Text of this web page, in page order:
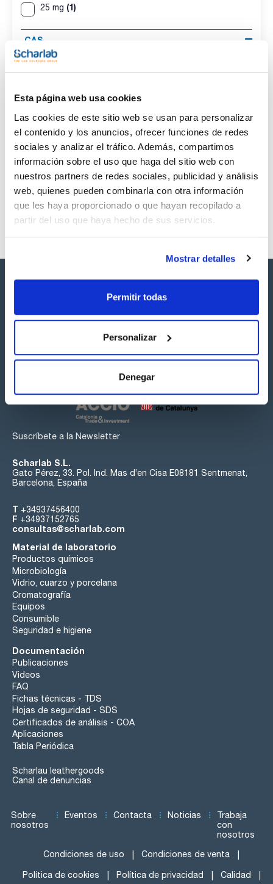
Esta página web usa cookies
Las cookies de este sitio web se usan para personalizar
el contenido y los anuncios, ofrecer funciones de redes
sociales y analizar el tráfico. Además, compartimos
información sobre el uso que haga del sitio web con
nuestros partners de redes sociales, publicidad y análisis
web, quienes pueden combinarla con otra información
que les haya proporcionado o que hayan recopilado a
partir del uso que haya hecho de sus servicios.
Mostrar detalles
Permitir todas
Personalizar
Denegar
25 mg (1)
CAS
[2437-79-8 ]
25 mg [2437-79-8 ]
Referencia
SBPCB04725
Envase
x25mg
Precio
Comprar
Disponibilidad
Ver stock
Síguenos:
Suscríbete a la Newsletter
Scharlab S.L.
Gato Pérez, 33. Pol. Ind. Mas d’en Cisa E08181 Sentmenat,
Barcelona, España
T +34937456400
F +34937152765
consultas@scharlab.com
Material de laboratorio
Productos químicos
Microbiología
Vidrio, cuarzo y porcelana
Cromatografía
Equipos
Consumible
Seguridad e higiene
Documentación
Publicaciones
Videos
FAQ
Fichas técnicas - TDS
Hojas de seguridad - SDS
Certificados de análisis - COA
Aplicaciones
Tabla Periódica
Scharlau leathergoods
Canal de denuncias
Sobre
nosotros
Eventos Contacta Noticias
Trabaja
con
nosotros
Condiciones de uso Condiciones de venta
Política de cookies Política de privacidad Calidad